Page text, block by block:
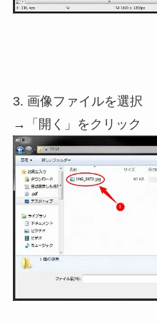
3. 画像ファイルを選択
→「開く」をクリック